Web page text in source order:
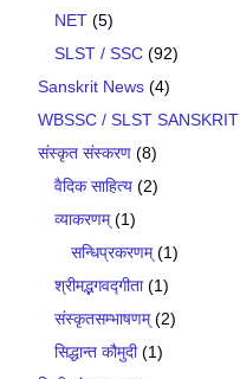
NET (5)
SLST / SSC (92)
Sanskrit News (4)
WBSSC / SLST SANSKRIT
संस्कृत संस्करण (8)
वैदिक साहित्य (2)
व्याकरणम्(1)
सन्धिप्रकरणम्(1)
श्रीमद्भगवद्गीता(1)
संस्कृतसम्भाषणम्(2)
सिद्धान्त कौमुदी(1)